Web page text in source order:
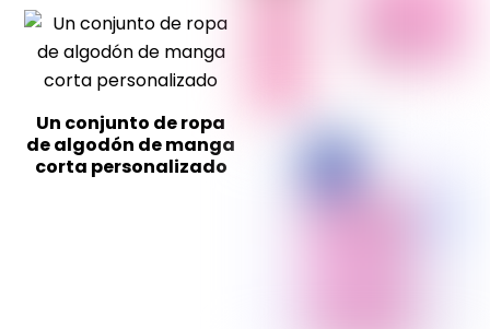
Un conjunto de ropa
de algodón de manga
corta personalizado